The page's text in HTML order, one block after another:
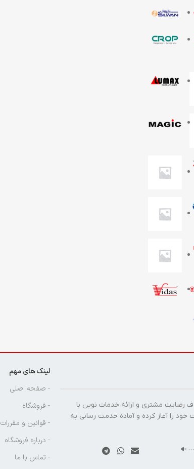
رضایت مشتری و ارائه خدمات نوین با
را آغاز کرده و آماده خدمت رسانی به
لینک های مهم
- صفحه اصلی
- فروشگاه
- قوانین و مقررات
- درباره فروشگاه
- تماس با ما